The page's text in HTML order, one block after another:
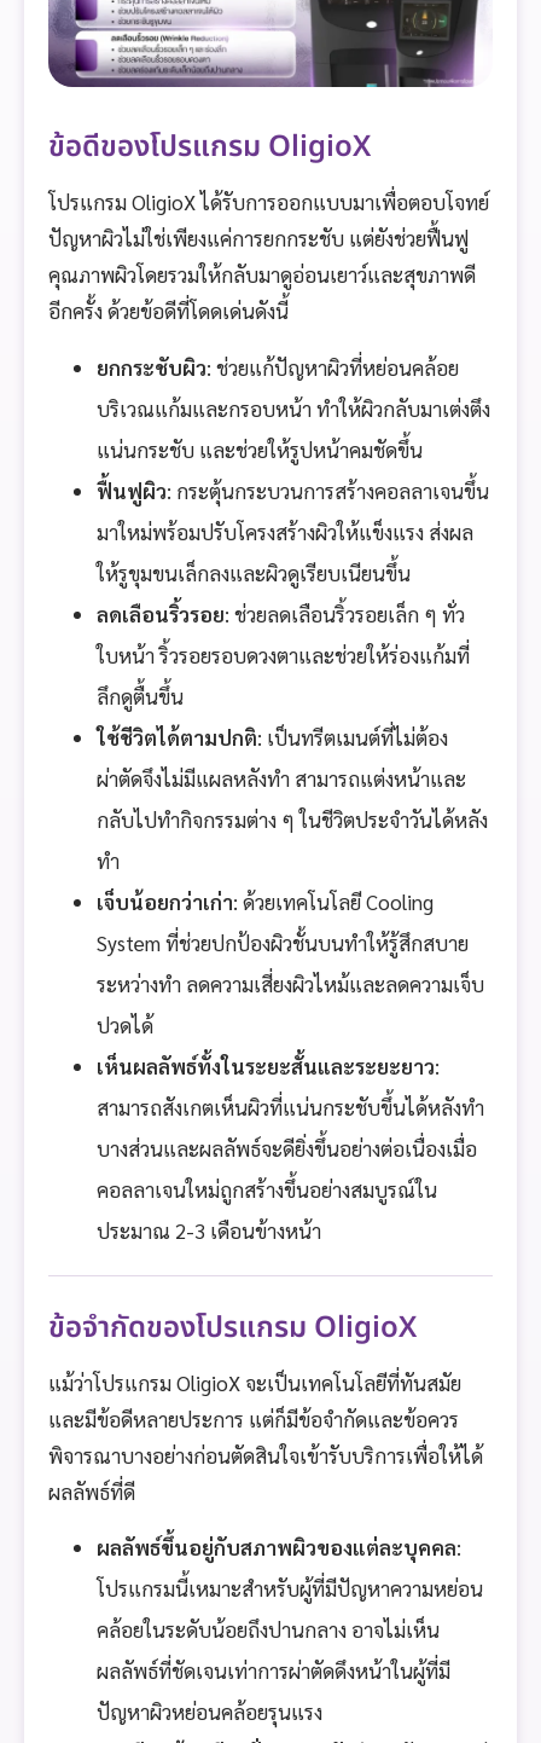
ข้อดีของโปรแกรม OligioX
โปรแกรม OligioX ได้รับการออกแบบมาเพื่อตอบโจทย์
ปัญหาผิวไม่ใช่เพียงแค่การยกกระชับ แต่ยังช่วยฟื้นฟู
คุณภาพผิวโดยรวมให้กลับมาดูอ่อนเยาว์และสุขภาพดี
อีกครั้ง ด้วยข้อดีที่โดดเด่นดังนี้
ยกกระชับผิว: ช่วยแก้ปัญหาผิวที่หย่อนคล้อย
บริเวณแก้มและกรอบหน้า ทำให้ผิวกลับมาเต่งตึง
แน่นกระชับ และช่วยให้รูปหน้าคมชัดขึ้น
ฟื้นฟูผิว: กระตุ้นกระบวนการสร้างคอลลาเจนขึ้น
มาใหม่พร้อมปรับโครงสร้างผิวให้แข็งแรง ส่งผล
ให้รูขุมขนเล็กลงและผิวดูเรียบเนียนขึ้น
ลดเลือนริ้วรอย: ช่วยลดเลือนริ้วรอยเล็ก ๆ ทั่ว
ใบหน้า ริ้วรอยรอบดวงตาและช่วยให้ร่องแก้มที่
ลึกดูตื้นขึ้น
ใช้ชีวิตได้ตามปกติ: เป็นทรีตเมนต์ที่ไม่ต้อง
ผ่าตัดจึงไม่มีแผลหลังทำ สามารถแต่งหน้าและ
กลับไปทำกิจกรรมต่าง ๆ ในชีวิตประจำวันได้หลัง
ทำ
เจ็บน้อยกว่าเก่า: ด้วยเทคโนโลยี Cooling
System ที่ช่วยปกป้องผิวชั้นบนทำให้รู้สึกสบาย
ระหว่างทำ ลดความเสี่ยงผิวไหม้และลดความเจ็บ
ปวดได้
เห็นผลลัพธ์ทั้งในระยะสั้นและระยะยาว:
สามารถสังเกตเห็นผิวที่แน่นกระชับขึ้นได้หลังทำ
บางส่วนและผลลัพธ์จะดียิ่งขึ้นอย่างต่อเนื่องเมื่อ
คอลลาเจนใหม่ถูกสร้างขึ้นอย่างสมบูรณ์ใน
ประมาณ 2-3 เดือนข้างหน้า
ข้อจำกัดของโปรแกรม OligioX
แม้ว่าโปรแกรม OligioX จะเป็นเทคโนโลยีที่ทันสมัย
และมีข้อดีหลายประการ แต่ก็มีข้อจำกัดและข้อควร
พิจารณาบางอย่างก่อนตัดสินใจเข้ารับบริการเพื่อให้ได้
ผลลัพธ์ที่ดี
ผลลัพธ์ขึ้นอยู่กับสภาพผิวของแต่ละบุคคล:
โปรแกรมนี้เหมาะสำหรับผู้ที่มีปัญหาความหย่อน
คล้อยในระดับน้อยถึงปานกลาง อาจไม่เห็น
ผลลัพธ์ที่ชัดเจนเท่าการผ่าตัดดึงหน้าในผู้ที่มี
ปัญหาผิวหย่อนคล้อยรุนแรง